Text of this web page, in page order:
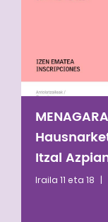
Itzal
Iraila 11 eta 18 |
gisa, Cauca
indartzeko